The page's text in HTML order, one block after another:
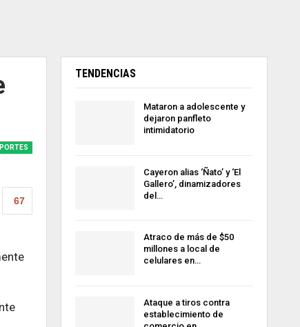
67
TENDENCIAS
Mataron a adolescente y
dejaron panfleto
intimidatorio
Cayeron alias ‘Ñato’ y ‘El
Gallero’, dinamizadores
del…
Atraco de más de $50
millones a local de
celulares en…
Ataque a tiros contra
establecimiento de